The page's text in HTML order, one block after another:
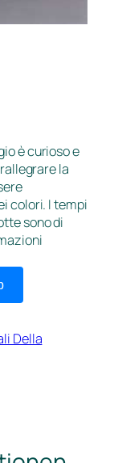
è curioso e
la
colori. I tempi
sono di
Della